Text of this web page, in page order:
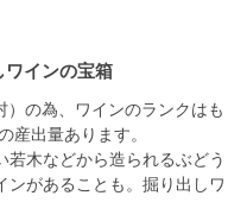
ワインの宝箱
の為、ワインのランクはも
産出量あります。
木などから造られるぶどう
ンがあることも。掘り出しワ